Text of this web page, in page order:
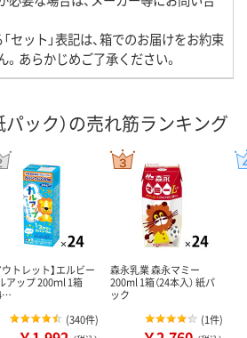
セット」表記は、箱でのお届けをお約束
あらかじめご了承ください。
パック）の売れ筋ランキング
ウトレット】エルビー
アップ 200ｍl 1箱
(340件)
森永乳業 森永マミー
200ml 1箱（24本入） 紙パ
ック
(1件)